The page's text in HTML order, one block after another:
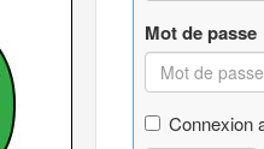
Mot de passe
Connexion